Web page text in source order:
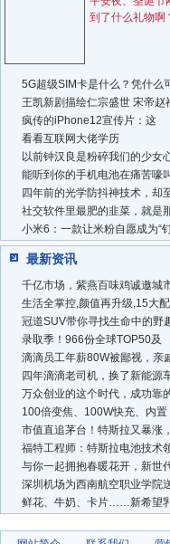
到了什么礼物啊
5G超级SIM卡是什么？凭什么
王凯新剧描绘仁宗盛世 宋帝赵
疯传的iPhone12宣传片：这
看看互联网大佬学历
以前钟汉良是粉碎我们的少女
能听到你的手机电池在痛苦嚎
四年前的光学防抖神技术，却
社交软件里最肥的韭菜，就是
小米6：一款让米粉自愿成为“
最新资讯
千亿市场，紫燕百味鸡诚邀城
生活全掌控,颜值再升级,15大配
冠道SUV带你寻找生命中的野
录取季！966份全球TOP50及
滴滴员工年薪80W被鄙视，亲
四年滴滴老司机，换了新能源
万众创业的这个时代，成功靠
100倍变焦、100W快充、内置
市值直追茅台！特斯拉又暴涨
福特工程师：特斯拉电池技术
与你一起拥抱春暖花开，新世
深圳机场为西南航空职业学院
鲜花、牛奶、卡片……新希望